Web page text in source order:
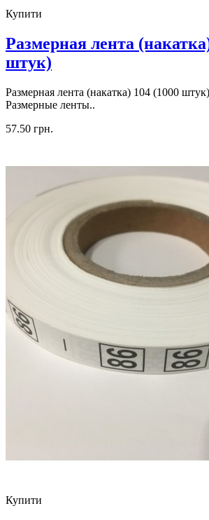
Купити
Размерная лента
штук)
Размерная лента (накатка) 104 (1000
Размерные ленты..
57.50 грн.
Купити